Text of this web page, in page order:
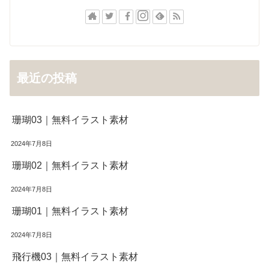
最近の投稿
珊瑚03｜無料イラスト素材
2024年7月8日
珊瑚02｜無料イラスト素材
2024年7月8日
珊瑚01｜無料イラスト素材
2024年7月8日
飛行機03｜無料イラスト素材